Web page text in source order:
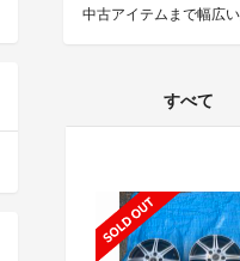
中古アイテムまで幅広い
すべて